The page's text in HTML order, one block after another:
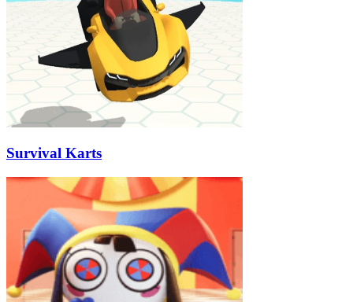
Survival Karts